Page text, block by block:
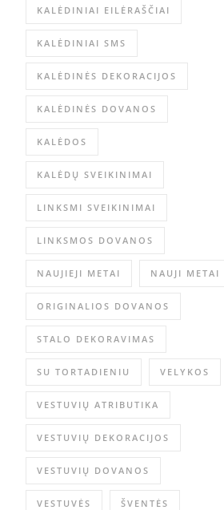
KALĖDINIAI EILĖRAŠČIAI
KALĖDINIAI SMS
KALĖDINĖS DEKORACIJOS
KALĖDINĖS DOVANOS
KALĖDOS
KALĖDŲ SVEIKINIMAI
LINKSMI SVEIKINIMAI
LINKSMOS DOVANOS
NAUJIEJI METAI NAUJI METAI
ORIGINALIOS DOVANOS
STALO DEKORAVIMAS
SU TORTADIENIU VELYKOS
VESTUVIŲ ATRIBUTIKA
VESTUVIŲ DEKORACIJOS
VESTUVIŲ DOVANOS
VESTUVĖS ŠVENTĖS